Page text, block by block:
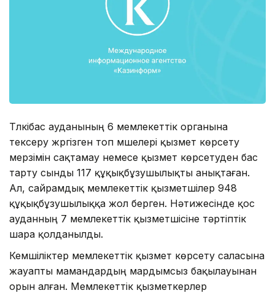
Түлкібас ауданының 6 мемлекеттік органына
тексеру жүргізген топ мүшелері қызмет көрсету
мерзімін сақтамау немесе қызмет көрсетуден бас
тарту сынды 117 құқықбұзушылықты анықтаған.
Ал, сайрамдық мемлекеттік қызметшілер 948
құқықбұзушылыққа жол берген. Нәтижесінде қос
ауданның 7 мемлекеттік қызметшісіне тәртіптік
шара қолданылды.
Кемшіліктер мемлекеттік қызмет көрсету саласына
жауапты мамандардың мардымсыз бақылауынан
орын алған. Мемлекеттік қызметкерлер